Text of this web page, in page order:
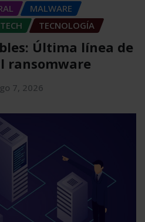
MALWARE
TECH TECNOLOGÍA
Última línea de
ransomware
7, 2026